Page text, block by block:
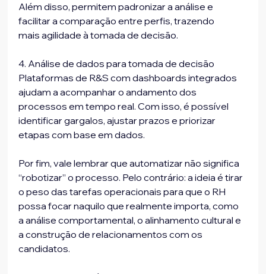
Além disso, permitem padronizar a análise e
facilitar a comparação entre perfis, trazendo
mais agilidade à tomada de decisão.
4. Análise de dados para tomada de decisão
Plataformas de R&S com dashboards integrados
ajudam a acompanhar o andamento dos
processos em tempo real. Com isso, é possível
identificar gargalos, ajustar prazos e priorizar
etapas com base em dados.
Por fim, vale lembrar que automatizar não significa
“robotizar” o processo. Pelo contrário: a ideia é tirar
o peso das tarefas operacionais para que o RH
possa focar naquilo que realmente importa, como
a análise comportamental, o alinhamento cultural e
a construção de relacionamentos com os
candidatos.